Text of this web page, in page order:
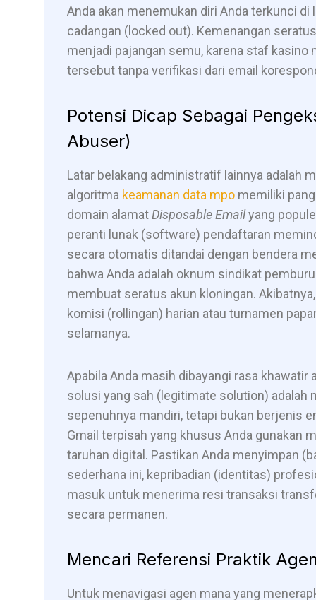
Anda akan menemukan diri Anda terkunci
cadangan (locked out). Kemenangan
menjadi pajangan semu, karena staf
tersebut tanpa verifikasi dari email
Potensi Dicap Sebagai
Abuser)
Latar belakang administratif lainnya adalah
algoritma keamanan data mpo memiliki
domain alamatDisposable Emailyang
peranti lunak (software) pendaftaran
secara otomatis ditandai dengan bendera
bahwa Anda adalah oknum sindikat
membuat seratus akun kloningan.
komisi (rollingan) harian atau turnamen
selamanya.
Apabila Anda masih dibayangi rasa
solusi yang sah (legitimate solution) adalah
sepenuhnya mandiri, tetapi bukan berjenis
Gmail terpisah yang khusus Anda gunakan
taruhan digital. Pastikan Anda menyimpan
sederhana ini, kepribadian (identitas)
masuk untuk menerima resi transaksi
secara permanen.
Mencari Referensi Praktik
Untuk menavigasi agen mana yang